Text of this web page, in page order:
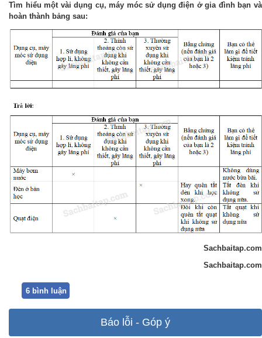
Tìm hiểu một vài dụng cụ, máy móc sử dụng điện ở gia đình bạn và
hoàn thành bảng sau:
Sachbaitap.com
Sachbaitap.com
6 bình luận
Báo lỗi - Góp ý